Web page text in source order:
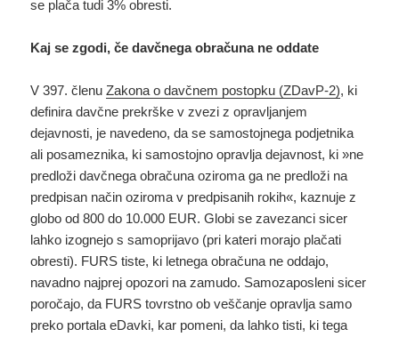
se plača tudi 3% obresti.
Kaj se zgodi, če davčnega obračuna ne oddate
V 397. členuZakona o davčnem postopku (ZDavP-2), ki
definira davčne prekrške v zvezi z opravljanjem
dejavnosti, je navedeno, da se samostojnega podjetnika
ali posameznika, ki samostojno opravlja dejavnost, ki »ne
predloži davčnega obračuna oziroma ga ne predloži na
predpisan način oziroma v predpisanih rokih«, kaznuje z
globo od 800 do 10.000 EUR. Globi se zavezanci sicer
lahko izognejo s samoprijavo (pri kateri morajo plačati
obresti). FURS tiste, ki letnega obračuna ne oddajo,
navadno najprej opozori na zamudo. Samozaposleni sicer
poročajo, da FURS tovrstno ob veščanje opravlja samo
preko portala eDavki, kar pomeni, da lahko tisti, ki tega